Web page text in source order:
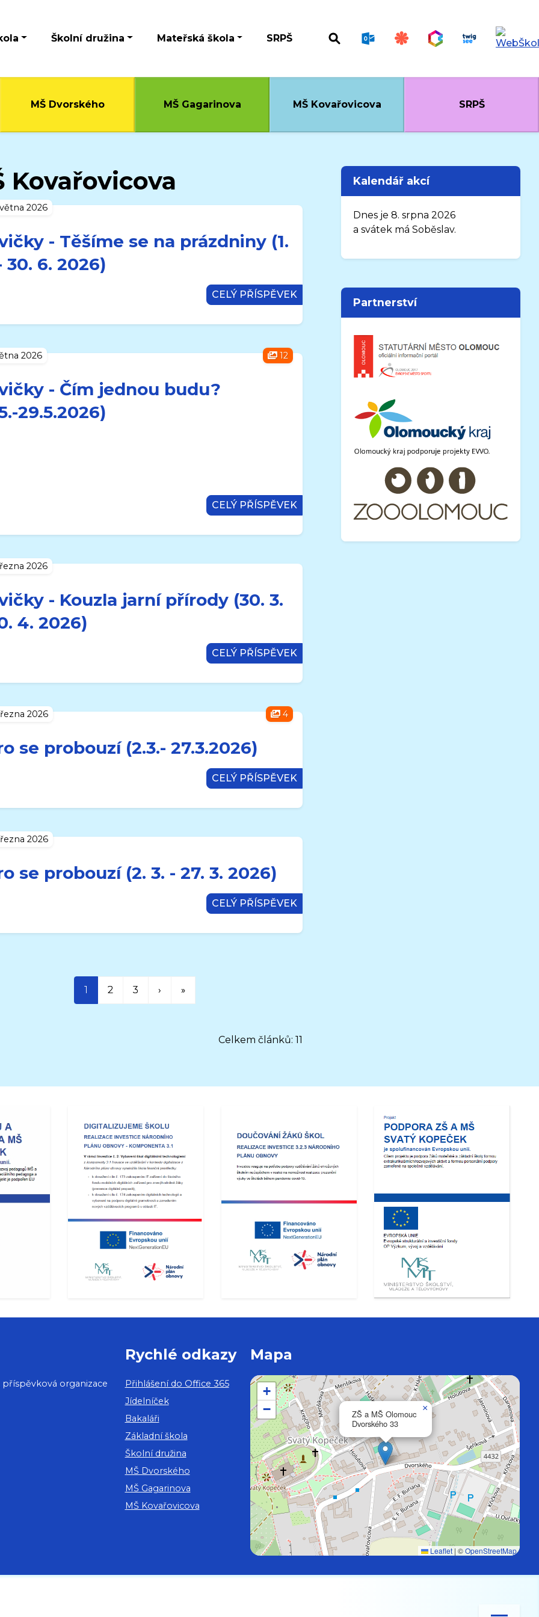
Školní družina Mateřská škola SRPŠ
MŠ Dvorského MŠ Gagarinova MŠ Kovařovicova SRPŠ
Kovařovicova
2026
- Těšíme se na prázdniny (1.
30. 6. 2026)
CELÝ PŘÍSPĚVEK
2026 12
- Čím jednou budu?
29.5.2026)
CELÝ PŘÍSPĚVEK
2026
- Kouzla jarní přírody (30. 3.
4. 2026)
CELÝ PŘÍSPĚVEK
2026 4
se probouzí (2.3.- 27.3.2026)
CELÝ PŘÍSPĚVEK
2026
se probouzí (2. 3. - 27. 3. 2026)
CELÝ PŘÍSPĚVEK
1 2 3 › »
Celkem článků: 11
Kalendář akcí
Dnes je 8. srpna 2026
a svátek má Soběslav.
Partnerství
organizace
Rychlé odkazy
Přihlášení do Office 365
Jídelníček
Bakaláři
Základní škola
Školní družina
MŠ Dvorského
MŠ Gagarinova
MŠ Kovařovicova
Mapa
ZŠ a MŠ Olomouc
Dvorského 33
×
+
−
Leaflet | ©OpenStreetMap